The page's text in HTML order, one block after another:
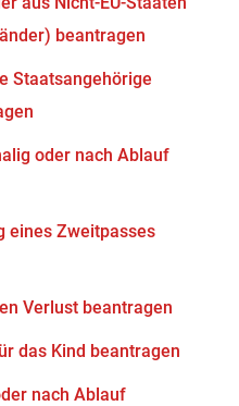
beantragen
Staatsangehörige
oder nach Ablauf
eines Zweitpasses
Verlust beantragen
das Kind beantragen
nach Ablauf